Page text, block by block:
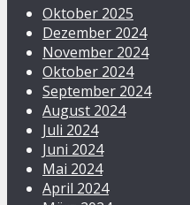
Oktober 2025
Dezember 2024
November 2024
Oktober 2024
September 2024
August 2024
Juli 2024
Juni 2024
Mai 2024
April 2024